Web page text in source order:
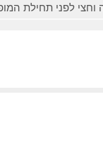
לפני תחילת המופע